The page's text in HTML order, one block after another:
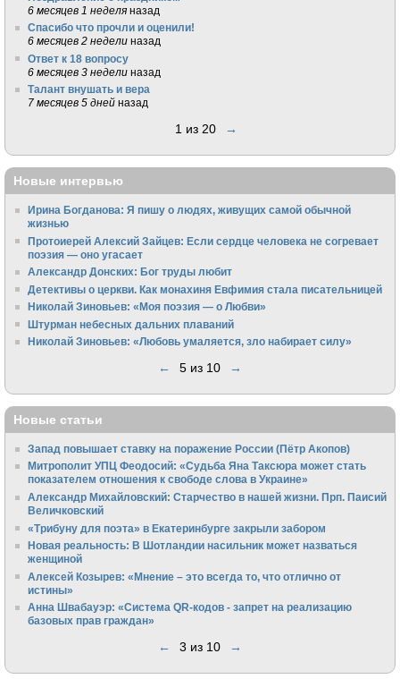
6 месяцев 1 неделя назад
Спасибо что прочли и оценили!
6 месяцев 2 недели назад
Ответ к 18 вопросу
6 месяцев 3 недели назад
Талант внушать и вера
7 месяцев 5 дней назад
1 из 20 →
Новые интервью
Ирина Богданова: Я пишу о людях, живущих самой обычной
жизнью
Протоиерей Алексий Зайцев: Если сердце человека не согревает
поэзия — оно угасает
Александр Донских: Бог труды любит
Детективы о церкви. Как монахиня Евфимия стала писательницей
Николай Зиновьев: «Моя поэзия — о Любви»
Штурман небесных дальних плаваний
Николай Зиновьев: «Любовь умаляется, зло набирает силу»
← 5 из 10 →
Новые статьи
Запад повышает ставку на поражение России (Пётр Акопов)
Митрополит УПЦ Феодосий: «Судьба Яна Таксюра может стать
показателем отношения к свободе слова в Украине»
Алек­сандр Михайловский: Старчество в нашей жизни. Прп. Паисий
Величковский
«Трибуну для поэта» в Екатеринбурге закрыли забором
Новая реальность: В Шотландии насильник может назваться
женщиной
Алексей Козырев: «Мнение – это всегда то, что отлично от
истины»
Анна Швабауэр: «Система QR-кодов - запрет на реализацию
базовых прав граждан»
← 3 из 10 →